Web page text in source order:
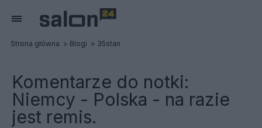
Strona główna Blogi 35stan
Komentarze do notki:
Niemcy - Polska - na razie
jest remis.